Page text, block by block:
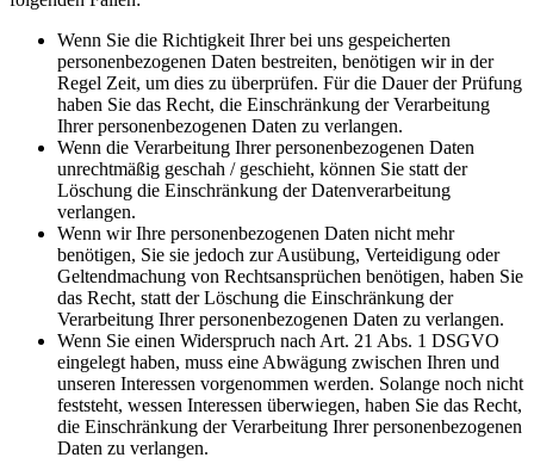
Wenn Sie die Richtigkeit Ihrer bei uns gespeicherten
personenbezogenen Daten bestreiten, benötigen wir in der
Regel Zeit, um dies zu überprüfen. Für die Dauer der Prüfung
haben Sie das Recht, die Einschränkung der Verarbeitung
Ihrer personenbezogenen Daten zu verlangen.
Wenn die Verarbeitung Ihrer personenbezogenen Daten
unrechtmäßig geschah / geschieht, können Sie statt der
Löschung die Einschränkung der Datenverarbeitung
verlangen.
Wenn wir Ihre personenbezogenen Daten nicht mehr
benötigen, Sie sie jedoch zur Ausübung, Verteidigung oder
Geltendmachung von Rechtsansprüchen benötigen, haben Sie
das Recht, statt der Löschung die Einschränkung der
Verarbeitung Ihrer personenbezogenen Daten zu verlangen.
Wenn Sie einen Widerspruch nach Art. 21 Abs. 1 DSGVO
eingelegt haben, muss eine Abwägung zwischen Ihren und
unseren Interessen vorgenommen werden. Solange noch nicht
feststeht, wessen Interessen überwiegen, haben Sie das Recht,
die Einschränkung der Verarbeitung Ihrer personenbezogenen
Daten zu verlangen.